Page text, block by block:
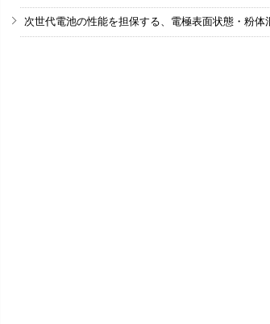
次世代電池の性能を担保する、電極表面状態・粉体